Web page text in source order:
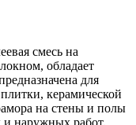
смесь на
обладает
для
керамической
на стены и полы
и наружных работ.